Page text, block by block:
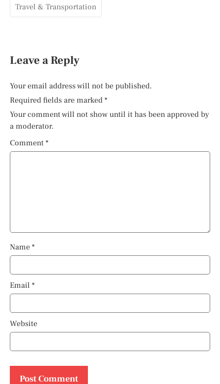
Travel & Transportation
Leave a Reply
Your email address will not be published.
Required fields are marked *
Your comment will not show until it has been approved by
a moderator.
Comment *
Name *
Email *
Website